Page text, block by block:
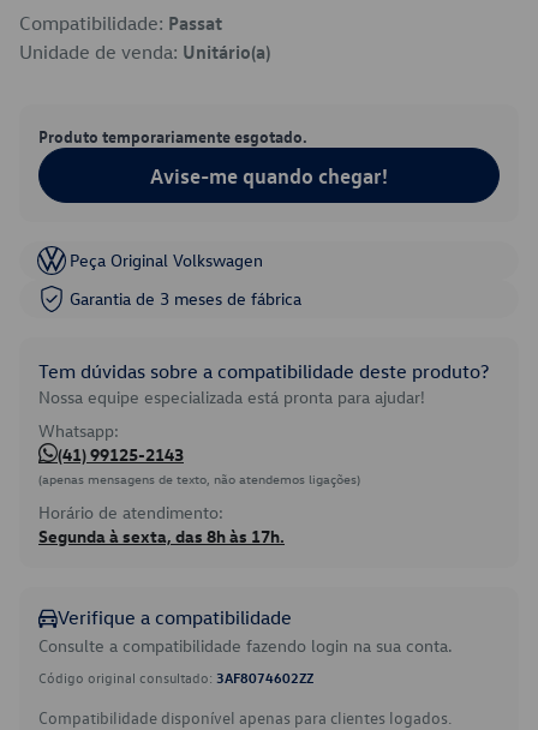
Compatibilidade: Passat
Unidade de venda: Unitário(a)
Produto temporariamente esgotado.
Avise-me quando chegar!
Peça Original Volkswagen
Garantia de 3 meses de fábrica
Tem dúvidas sobre a compatibilidade deste produto?
Nossa equipe especializada está pronta para ajudar!
Whatsapp:
(41) 99125-2143
(apenas mensagens de texto, não atendemos ligações)
Horário de atendimento:
Segunda à sexta, das 8h às 17h.
Verifique a compatibilidade
Consulte a compatibilidade fazendo login na sua conta.
Código original consultado: 3AF8074602ZZ
Compatibilidade disponível apenas para clientes logados.